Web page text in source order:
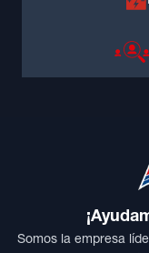
Somos la empresa